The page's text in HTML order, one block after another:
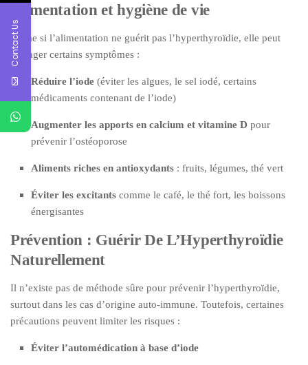
Alimentation et hygiène de vie
Même si l’alimentation ne guérit pas l’hyperthyroïdie, elle peut
soulager certains symptômes :
Réduire l’iode (éviter les algues, le sel iodé, certains
médicaments contenant de l’iode)
Augmenter les apports en calcium et vitamine D pour
prévenir l’ostéoporose
Aliments riches en antioxydants : fruits, légumes, thé vert
Éviter les excitants comme le café, le thé fort, les boissons
énergisantes
Prévention : Guérir De L’Hyperthyroïdie
Naturellement
Il n’existe pas de méthode sûre pour prévenir l’hyperthyroïdie,
surtout dans les cas d’origine auto-immune. Toutefois, certaines
précautions peuvent limiter les risques :
Éviter l’automédication à base d’iode
Contact Us